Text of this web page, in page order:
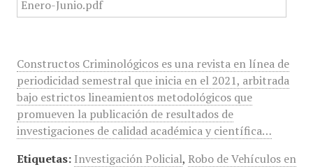
Constructos Criminológicos es una revista en línea de
periodicidad semestral que inicia en el 2021, arbitrada
bajo estrictos lineamientos metodológicos que
promueven la publicación de resultados de
investigaciones de calidad académica y científica…
Etiquetas: Investigación Policial, Robo de Vehículos en